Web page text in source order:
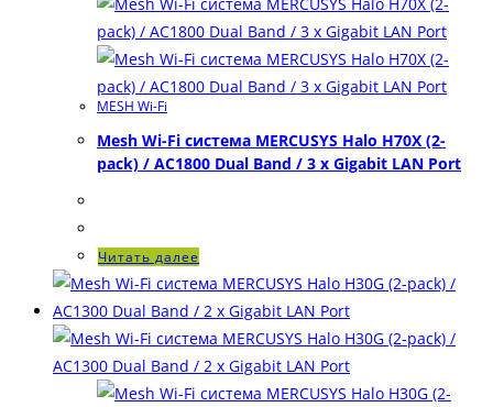
MESH Wi-Fi
Mesh Wi-Fi система MERCUSYS Halo H70X (2-
pack) / AC1800 Dual Band / 3 x Gigabit LAN Port
Читать далее